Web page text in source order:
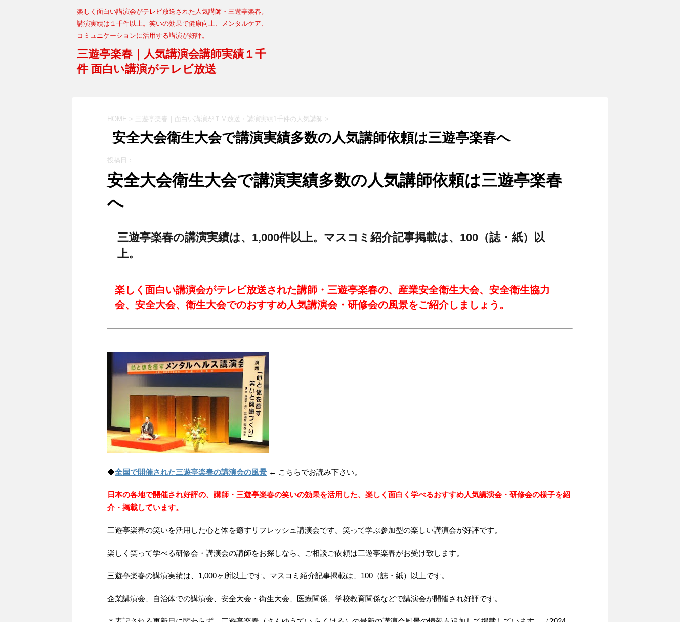
楽しく面白い講演会がテレビ放送された人気講師・三遊亭楽春。
講演実績は１千件以上。笑いの効果で健康向上、メンタルケア、
コミュニケーションに活用する講演が好評。
三遊亭楽春｜人気講演会講師実績１千
件 面白い講演がテレビ放送
HOME > 三遊亭楽春｜面白い講演がＴＶ放送・講演実績1千件の人気講師 >
安全大会衛生大会で講演実績多数の人気講師依頼は三遊亭楽春へ
投稿日：
安全大会衛生大会で講演実績多数の人気講師依頼は三遊亭楽春
へ
三遊亭楽春の講演実績は、1,000件以上。マスコミ紹介記事掲載は、100（誌・紙）以
上。
楽しく面白い講演会がテレビ放送された講師・三遊亭楽春の、産業安全衛生大会、安全衛生協力
会、安全大会、衛生大会でのおすすめ人気講演会・研修会の風景をご紹介しましょう。
◆全国で開催された三遊亭楽春の講演会の風景 ← こちらでお読み下さい。
日本の各地で開催され好評の、講師・三遊亭楽春の笑いの効果を活用した、楽しく面白く学べるおすすめ人気講演会・研修会の様子を紹
介・掲載しています。
三遊亭楽春の笑いを活用した心と体を癒すリフレッシュ講演会です。笑って学ぶ参加型の楽しい講演会が好評です。
楽しく笑って学べる研修会・講演会の講師をお探しなら、ご相談ご依頼は三遊亭楽春がお受け致します。
三遊亭楽春の講演実績は、1,000ヶ所以上です。マスコミ紹介記事掲載は、100（誌・紙）以上です。
企業講演会、自治体での講演会、安全大会・衛生大会、医療関係、学校教育関係などで講演会が開催され好評です。